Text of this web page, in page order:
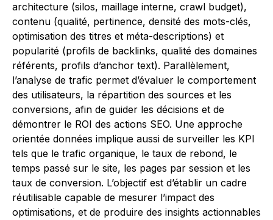
architecture (silos, maillage interne, crawl budget),
contenu (qualité, pertinence, densité des mots-clés,
optimisation des titres et méta-descriptions) et
popularité (profils de backlinks, qualité des domaines
référents, profils d’anchor text). Parallèlement,
l’analyse de trafic permet d’évaluer le comportement
des utilisateurs, la répartition des sources et les
conversions, afin de guider les décisions et de
démontrer le ROI des actions SEO. Une approche
orientée données implique aussi de surveiller les KPI
tels que le trafic organique, le taux de rebond, le
temps passé sur le site, les pages par session et les
taux de conversion. L’objectif est d’établir un cadre
réutilisable capable de mesurer l’impact des
optimisations, et de produire des insights actionnables